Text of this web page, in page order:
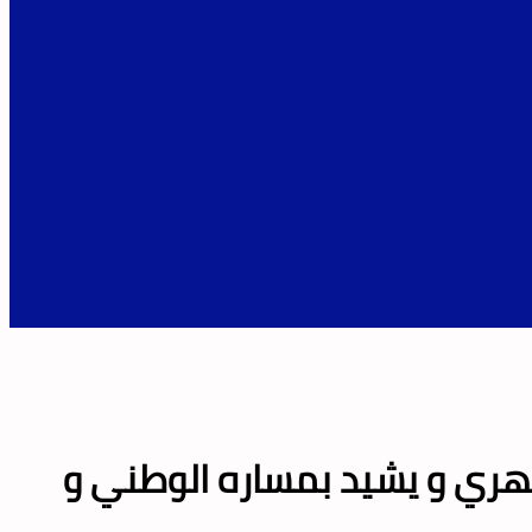
و يشيد بمساره الوطني و